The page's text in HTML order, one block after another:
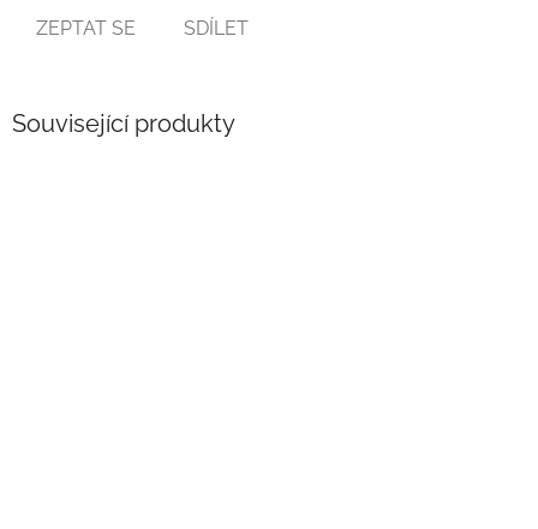
ZEPTAT SE SDÍLET
Související produkty